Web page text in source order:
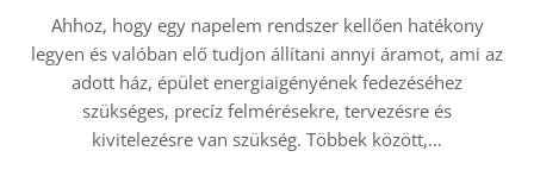
Ahhoz, hogy egy napelem rendszer kellően hatékony
legyen és valóban elő tudjon állítani annyi áramot, ami az
adott ház, épület energiaigényének fedezéséhez
szükséges, precíz felmérésekre, tervezésre és
kivitelezésre van szükség. Többek között,…